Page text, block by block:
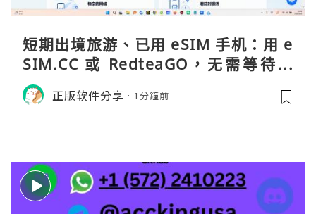
短期出境旅游、已用 eSIM 手机：用 e
SIM.CC 或 RedteaGO，无需等待收
货。需要“当地号码 + 通话短信”（如
打车、外卖、客户联络）：优先 Redt
正版软件分享 1分鐘前